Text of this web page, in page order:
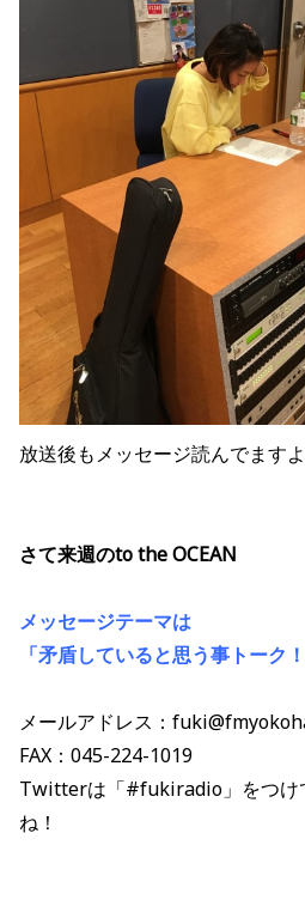
放送後もメッセージ読んでます
さて来週のto the OCEAN
メッセージテーマは
「矛盾していると思う事トーク！
メールアドレス：
FAX：045-224-1019
Twitterは「#fukiradio」をつけ
ね！